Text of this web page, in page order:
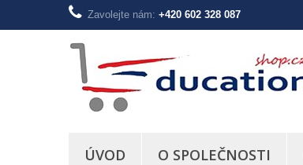
Zavolejte nám: +420 602 328 087
ÚVOD O SPOLEČNOSTI